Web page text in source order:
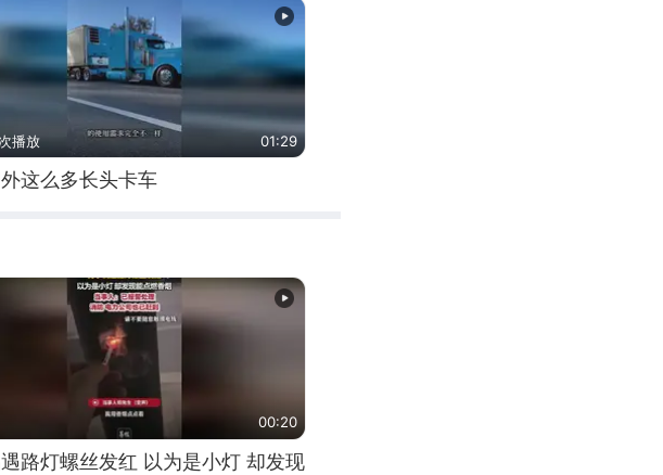
播放 01:29
这么多长头卡车
00:20
路灯螺丝发红 以为是小灯 却发现